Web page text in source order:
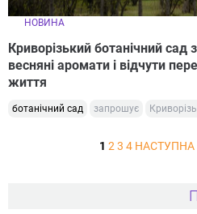
НОВИНА
Криворізький ботанічний сад
весняні аромати і відчути
життя
ботанічний сад запрошує
1 2 3 4 НАСТУПНА